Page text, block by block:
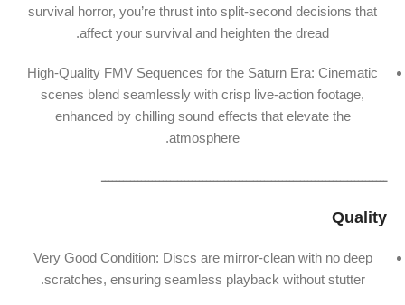
survival horror, you’re thrust into split-second decisions that
affect your survival and heighten the dread.
High-Quality FMV Sequences for the Saturn Era: Cinematic
scenes blend seamlessly with crisp live-action footage,
enhanced by chilling sound effects that elevate the
atmosphere.
ـــــــــــــــــــــــــــــــــــــــــــــــــــــــــــــــــــــــــــــــ
Quality
Very Good Condition: Discs are mirror-clean with no deep
scratches, ensuring seamless playback without stutter.